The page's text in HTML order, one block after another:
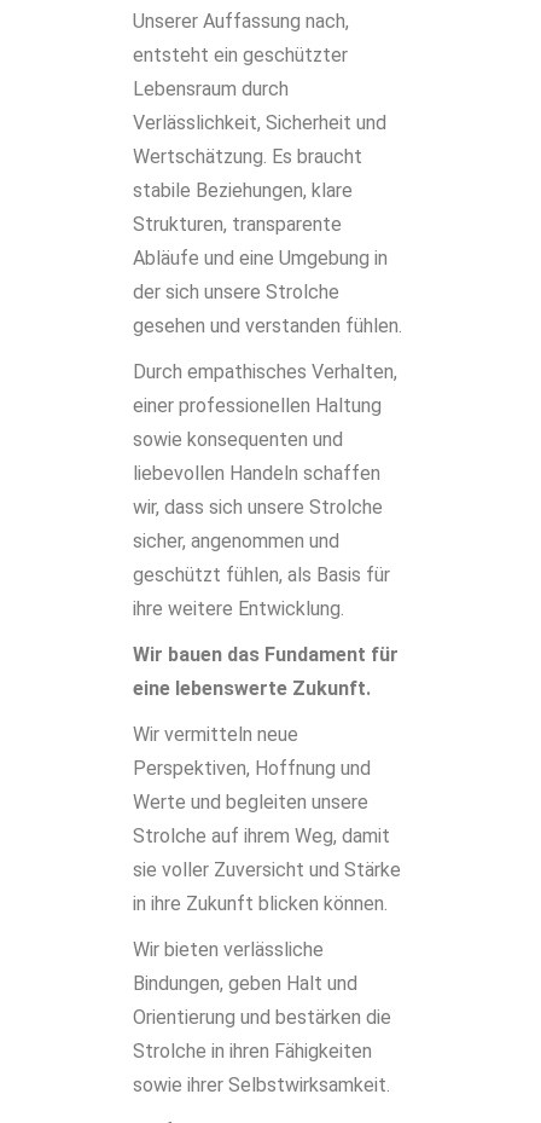
Unserer Auffassung nach,
entsteht ein geschützter
Lebensraum durch
Verlässlichkeit, Sicherheit und
Wertschätzung. Es braucht
stabile Beziehungen, klare
Strukturen, transparente
Abläufe und eine Umgebung in
der sich unsere Strolche
gesehen und verstanden fühlen.
Durch empathisches Verhalten,
einer professionellen Haltung
sowie konsequenten und
liebevollen Handeln schaffen
wir, dass sich unsere Strolche
sicher, angenommen und
geschützt fühlen, als Basis für
ihre weitere Entwicklung.
Wir bauen das Fundament für
eine lebenswerte Zukunft.
Wir vermitteln neue
Perspektiven, Hoffnung und
Werte und begleiten unsere
Strolche auf ihrem Weg, damit
sie voller Zuversicht und Stärke
in ihre Zukunft blicken können.
Wir bieten verlässliche
Bindungen, geben Halt und
Orientierung und bestärken die
Strolche in ihren Fähigkeiten
sowie ihrer Selbstwirksamkeit.